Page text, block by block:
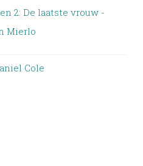
2: De laatste vrouw -
Mierlo
Cole